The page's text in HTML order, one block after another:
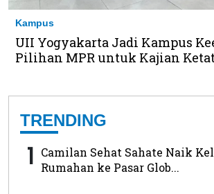
Kampus
UII Yogyakarta Jadi Kampus
Pilihan MPR untuk Kajian
TRENDING
1 Camilan Sehat Sahate Naik
Rumahan ke Pasar Glob...